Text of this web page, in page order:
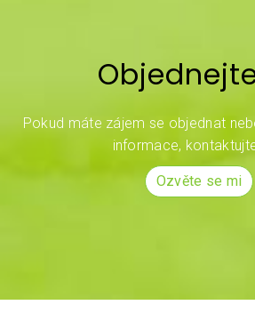
Pokud máte zájem se objednat
informace,
Ozvěte se mi